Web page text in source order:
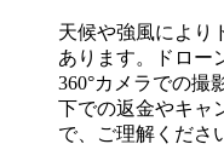
天候や強風により
あります。ドロー
360°カメラでの撮
下での返金やキャ
で、ご理解くださ